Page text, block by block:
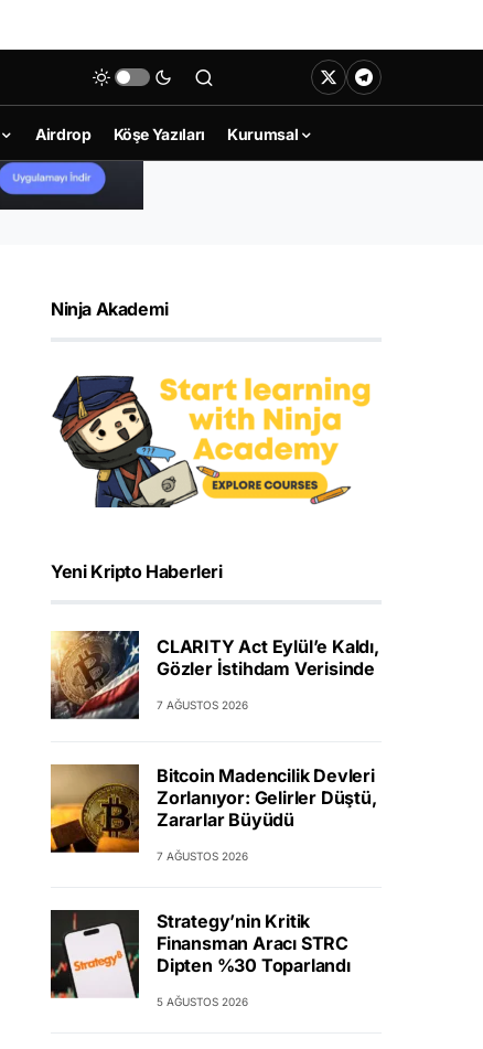
Airdrop Köşe Yazıları Kurumsal
Ninja Akademi
Yeni Kripto Haberleri
CLARITY Act Eylül’e Kaldı,
Gözler İstihdam Verisinde
7 AĞUSTOS 2026
Bitcoin Madencilik Devleri
Zorlanıyor: Gelirler Düştü,
Zararlar Büyüdü
7 AĞUSTOS 2026
Strategy’nin Kritik
Finansman Aracı STRC
Dipten %30 Toparlandı
5 AĞUSTOS 2026